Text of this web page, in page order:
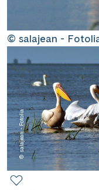
Mentions
Contact
Hotline
© salajean -
© salajean - Fotolia